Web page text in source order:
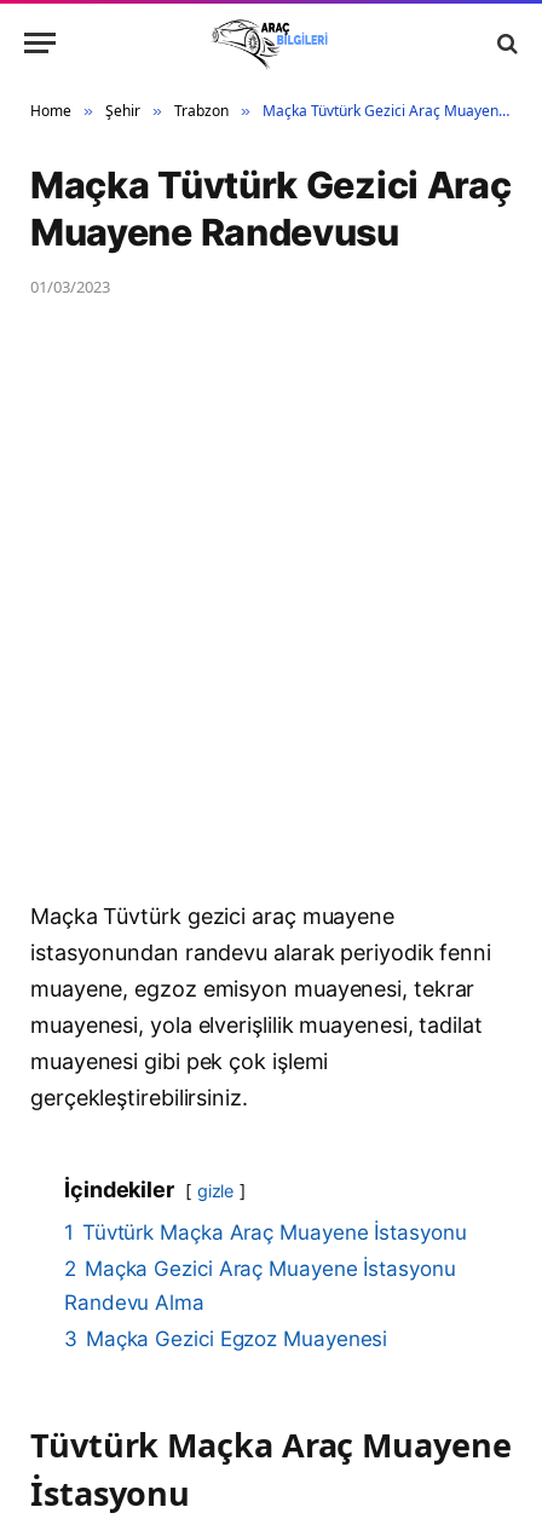
Home » Şehir » Trabzon » Maçka Tüvtürk Gezici Araç Muayene Randevusu
Maçka Tüvtürk Gezici Araç
Muayene Randevusu
01/03/2023
Maçka Tüvtürk gezici araç muayene
istasyonundan randevu alarak periyodik fenni
muayene, egzoz emisyon muayenesi, tekrar
muayenesi, yola elverişlilik muayenesi, tadilat
muayenesi gibi pek çok işlemi
gerçekleştirebilirsiniz.
İçindekiler gizle
1 Tüvtürk Maçka Araç Muayene İstasyonu
2 Maçka Gezici Araç Muayene İstasyonu
Randevu Alma
3 Maçka Gezici Egzoz Muayenesi
Tüvtürk Maçka Araç Muayene
İstasyonu